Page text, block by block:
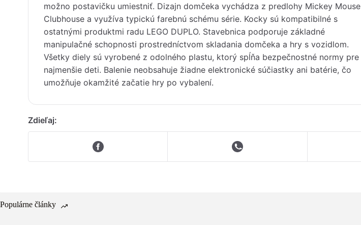
možno postavičku umiestniť. Dizajn domčeka vychádza z predlohy Mickey Mouse
Clubhouse a využíva typickú farebnú schému série. Kocky sú kompatibilné s
ostatnými produktmi radu LEGO DUPLO. Stavebnica podporuje základné
manipulačné schopnosti prostredníctvom skladania domčeka a hry s vozidlom.
Všetky diely sú vyrobené z odolného plastu, ktorý spĺňa bezpečnostné normy pre
najmenšie deti. Balenie neobsahuje žiadne elektronické súčiastky ani batérie, čo
umožňuje okamžité začatie hry po vybalení.
Zdieľaj:
Populárne články